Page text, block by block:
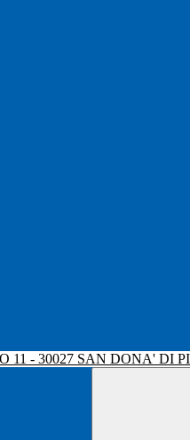
11 - 30027 SAN DONA' DI